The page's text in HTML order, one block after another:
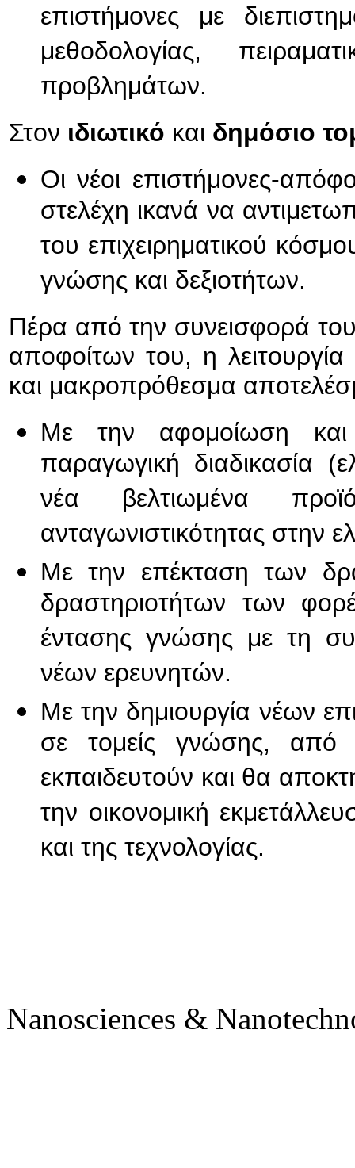
επιστήμονες με
μεθοδολογίας,
προβλημάτων.
Στον ιδιωτικό και δημόσιο
Οι νέοι επιστήμονες-
στελέχη ικανά να
του επιχειρηματικού
γνώσης και δεξιοτήτων.
Πέρα από την συνεισφορά
αποφοίτων του, η
και μακροπρόθεσμα
Με την αφομοίωση και
παραγωγική διαδικασία
νέα βελτιωμένα
ανταγωνιστικότητας στην
Με την επέκταση των
δραστηριοτήτων των
έντασης γνώσης με τη
νέων ερευνητών.
Με την δημιουργία νέων
σε τομείς γνώσης, από
εκπαιδευτούν και θα
την οικονομική
και της τεχνολογίας.
Nanosciences &